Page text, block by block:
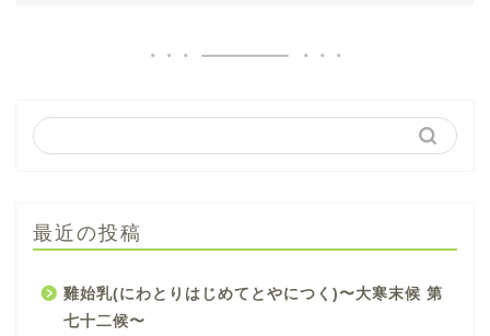
最近の投稿
雞始乳(にわとりはじめてとやにつく)〜大寒末候 第
七十二候〜